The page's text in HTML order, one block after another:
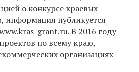
о конкурсе краевых
информация публикуется
grant.ru. В 2016 году
по всему краю,
организациях